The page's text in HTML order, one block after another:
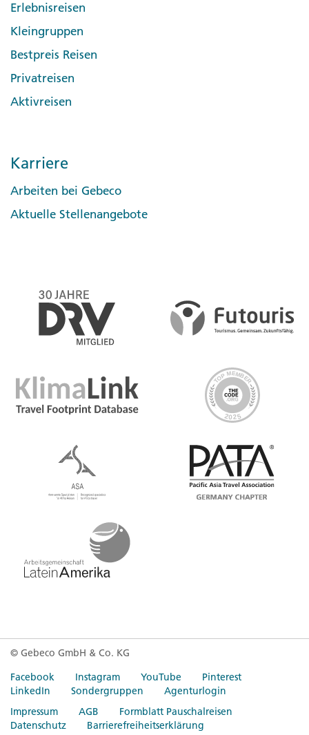
Erlebnisreisen
Kleingruppen
Bestpreis Reisen
Privatreisen
Aktivreisen
Karriere
Arbeiten bei Gebeco
Aktuelle Stellenangebote
© Gebeco GmbH & Co. KG
Facebook
Instagram YouTube
Pinterest
LinkedIn
Sondergruppen
Agenturlogin
Impressum
AGB
Formblatt Pauschalreisen
Datenschutz
Barrierefreiheitserklärung